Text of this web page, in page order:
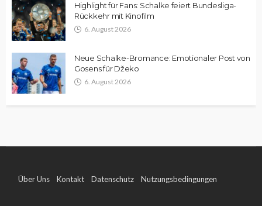
Highlight für Fans: Schalke feiert Bundesliga-
Rückkehr mit Kinofilm
6. August 2026
Neue Schalke-Bromance: Emotionaler Post von
Gosens für Džeko
6. August 2026
Über Uns Kontakt Datenschutz Nutzungsbedingungen